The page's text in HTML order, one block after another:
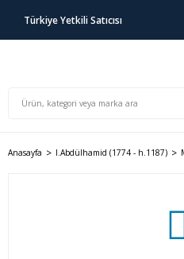
Türkiye Yetkili Satıcısı
Anasayfa I.Abdülhamid (1774 - h.1187)